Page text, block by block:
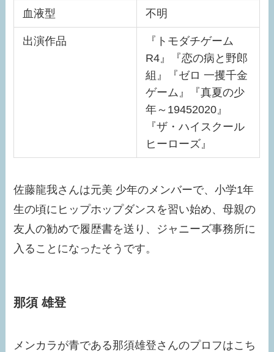
血液型 不明
出演作品
『トモダチゲーム
R4』『恋の病と野郎
組』『ゼロ 一攫千金
ゲーム』『真夏の少
年～19452020』
『ザ・ハイスクール
ヒーローズ』
佐藤龍我さんは元美 少年のメンバーで、小学1年
生の頃にヒップホップダンスを習い始め、母親の
友人の勧めで履歴書を送り、ジャニーズ事務所に
入ることになったそうです。
那須 雄登
メンカラが青である那須雄登さんのプロフはこち